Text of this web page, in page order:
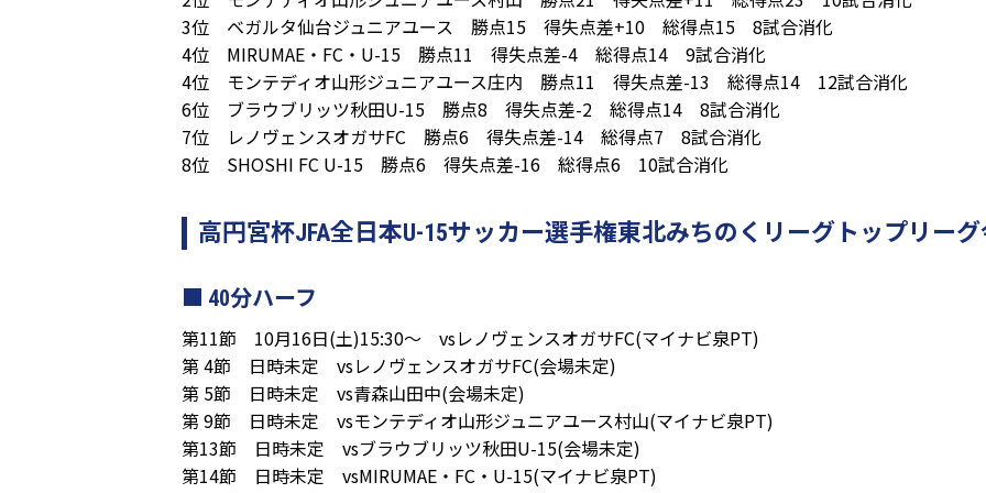
3位 ベガルタ仙台ジュニアユース 勝点15 得失点差+10 総得点15 8試合消化
4位 MIRUMAE・FC・U-15 勝点11 得失点差-4 総得点14 9試合消化
4位 モンテディオ山形ジュニアユース庄内 勝点11 得失点差-13 総得点14 12試合消化
6位 ブラウブリッツ秋田U-15 勝点8 得失点差-2 総得点14 8試合消化
7位 レノヴェンスオガサFC 勝点6 得失点差-14 総得点7 8試合消化
8位 SHOSHI FC U-15 勝点6 得失点差-16 総得点6 10試合消化
高円宮杯JFA全日本U-15サッカー選手権東北みちのくリーグトップリー
40分ハーフ
第11節 10月16日(土)15:30～ vsレノヴェンスオガサFC(マイナビ泉PT)
第 4節 日時未定 vsレノヴェンスオガサFC(会場未定)
第 5節 日時未定 vs青森山田中(会場未定)
第 9節 日時未定 vsモンテディオ山形ジュニアユース村山(マイナビ泉PT)
第13節 日時未定 vsブラウブリッツ秋田U-15(会場未定)
第14節 日時未定 vsMIRUMAE・FC・U-15(マイナビ泉PT)